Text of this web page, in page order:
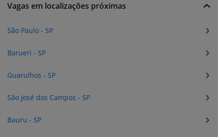
Vagas em localizações próximas
São Paulo - SP
Barueri - SP
Guarulhos - SP
São José dos Campos - SP
Bauru - SP